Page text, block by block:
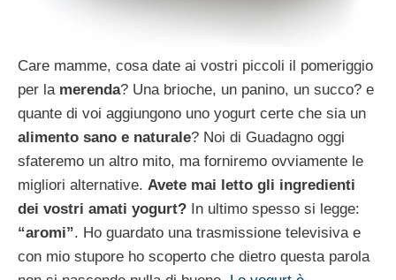
Care mamme, cosa date ai vostri piccoli il pomeriggio
per la merenda? Una brioche, un panino, un succo? e
quante di voi aggiungono uno yogurt certe che sia un
alimento sano e naturale? Noi di Guadagno oggi
sfateremo un altro mito, ma forniremo ovviamente le
migliori alternative. Avete mai letto gli ingredienti
dei vostri amati yogurt? In ultimo spesso si legge:
“aromi”. Ho guardato una trasmissione televisiva e
con mio stupore ho scoperto che dietro questa parola